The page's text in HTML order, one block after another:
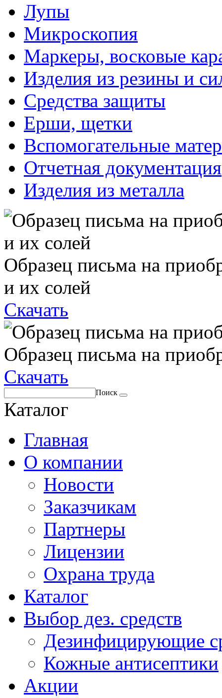
Лупы
Микроскопия
Маркеры, восковые
Изделия из резины и
Средства защиты
Ерши, щетки
Вспомогательные
Отчетная документация
Изделия из металла
Образец письма на
и их солей
Скачать
Образец письма на
Скачать
Поиск
Каталог
Главная
О компании
Новости
Заказчикам
Партнеры
Лицензии
Охрана труда
Каталог
Выбор дез. средств
Дезинфицирующие
Кожные антисептики
Акции